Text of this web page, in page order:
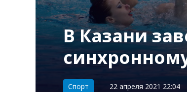
В Казани
Категория:
Спорт 22 апреля 2021 22:04